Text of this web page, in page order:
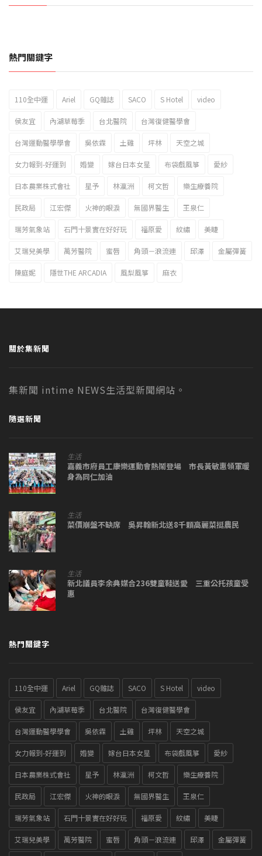
2023新北市北海岸國際風箏節「風在石起」霸氣回歸
熱門關鍵字
110全中運 Ariel GQ雜誌 SACO S Hotel video
侯友宜 內湖草莓季 台北醫院 台灣復健醫學會
台灣運動醫學學會 吳依霖 土雞 坪林 天空之城
女力報到-好運到 婚變 嫁台日本女星 布袋戲風箏 愛紗
日本農業株式會社 星予 林瀛洲 柯文哲 樂生療養院
民政局 江宏傑 火神的眼淚 無國界醫生 王泉仁
瑞芳氣象站 石門十景實在好好玩 福原愛 紋繡 美睫
艾瑞兒美學 萬芳醫院 蜜唇 角頭－浪流連 邱澤 金屬彈簧
陳庭妮 隱世THE ARCADIA 風梨風箏 麻衣
關於集新聞
集新聞 intime NEWS生活型新聞網站。
隨選新聞
生活
嘉義市府員工康樂運動會熱鬧登場 市長黃敏惠領軍暖
身為同仁加油
生活
菜價崩盤不缺席 吳昇翰新北送8千顆高麗菜挺農民
生活
新北議員李余典媒合236雙童鞋送愛 三重公托孩童受
惠
熱門關鍵字
110全中運 Ariel GQ雜誌 SACO S Hotel video
侯友宜 內湖草莓季 台北醫院 台灣復健醫學會
台灣運動醫學學會 吳依霖 土雞 坪林 天空之城
女力報到-好運到 婚變 嫁台日本女星 布袋戲風箏 愛紗
日本農業株式會社 星予 林瀛洲 柯文哲 樂生療養院
民政局 江宏傑 火神的眼淚 無國界醫生 王泉仁
瑞芳氣象站 石門十景實在好好玩 福原愛 紋繡 美睫
艾瑞兒美學 萬芳醫院 蜜唇 角頭－浪流連 邱澤 金屬彈簧